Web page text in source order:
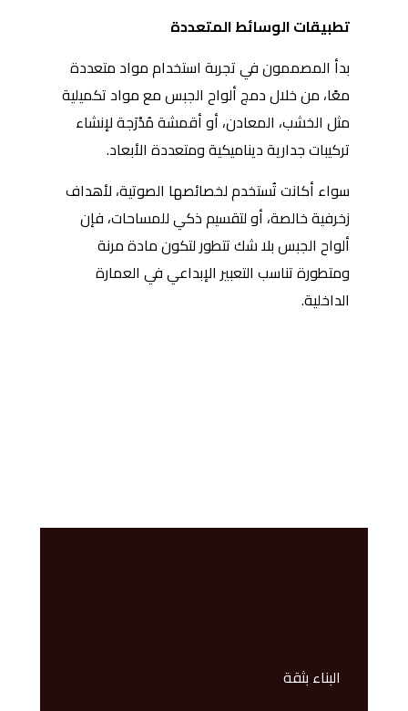
تطبيقات الوسائط المتعددة
بدأ المصممون في تجربة استخدام مواد متعددة
معًا، من خلال دمج ألواح الجبس مع مواد تكميلية
مثل الخشب، المعادن، أو أقمشة مُدْرَجة لإنشاء
تركيبات جدارية ديناميكية ومتعددة الأبعاد.
سواء أكانت تُستخدم لخصائصها الصوتية، لأهداف
زخرفية خالصة، أو لتقسيم ذكي للمساحات، فإن
ألواح الجبس بلا شك تتطور لتكون مادة مرنة
ومتطورة تناسب التعبير الإبداعي في العمارة
الداخلية.
البناء بثقة